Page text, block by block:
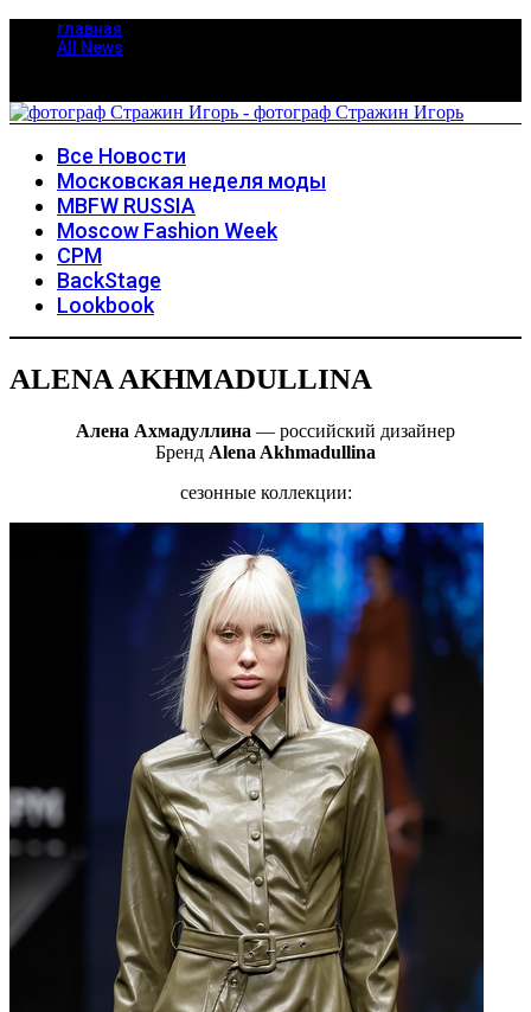
главная
All News
Все Новости
Московская неделя моды
MBFW RUSSIA
Moscow Fashion Week
CPM
BackStage
Lookbook
ALENA AKHMADULLINA
Алена Ахмадуллина — российский дизайнер
Бренд Alena Akhmadullina
сезонные коллекции: